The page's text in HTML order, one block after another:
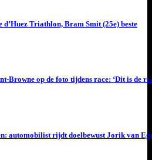
d’Huez Triathlon, Bram Smit (25e) beste
Browne op de foto tijdens race: ‘Dit is de
automobilist rijdt doelbewust Jorik van